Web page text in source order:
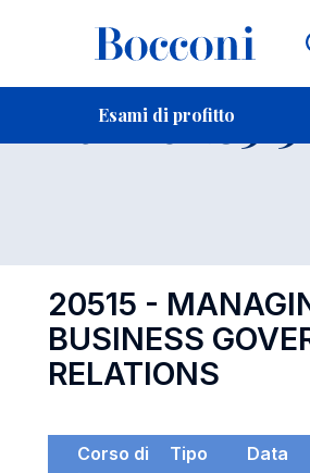
Esami di profitto
Esame 20515
20515 -
BUSINESS
RELATIONS
Corso di
Tipo Data